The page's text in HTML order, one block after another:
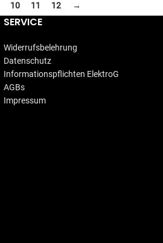
10 11 12 →
SERVICE
Widerrufsbelehrung
Datenschutz
Informationspflichten ElektroG
AGBs
Impressum